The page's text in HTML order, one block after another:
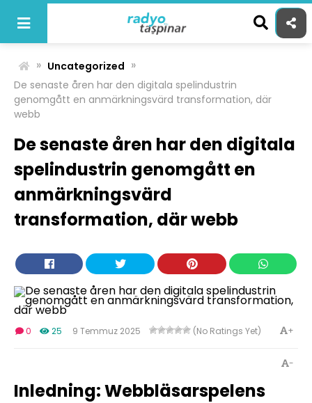
content
» Uncategorized »
De senaste åren har den digitala spelindustrin
genomgått en anmärkningsvärd transformation, där
webb
De senaste åren har den digitala
spelindustrin genomgått en
anmärkningsvärd
transformation, där webb
0 25 9 Temmuz 2025 (No Ratings Yet) +
-
Inledning: Webbläsarspelens